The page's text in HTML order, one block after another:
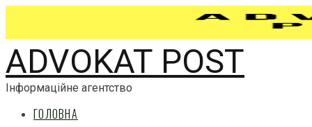
ADVOKAT POST
Інформаційне агентство
ГОЛОВНА